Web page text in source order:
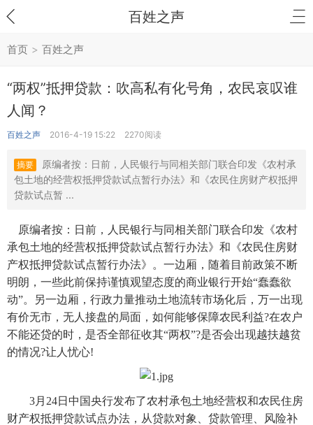
百姓之声
首页 > 百姓之声
“两权”抵押贷款：吹高私有化号角，农民哀叹谁
人闻？
百姓之声 2016-4-19 15:22 2270阅读
摘要
原编者按：日前，人民银行与同相关部门联合印发《农村承
包土地的经营权抵押贷款试点暂行办法》和《农民住房财产权抵押
贷款试点暂 ...
承包土地的经营权抵押贷款试点暂行办法》和《农民住房财
产权抵押贷款试点暂行办法》。一边厢，随着目前政策不断
明朗，一些此前保持谨慎观望态度的商业银行开始“蠢蠢欲
动”。另一边厢，行政力量推动土地流转市场化后，万一出现
有价无市，无人接盘的局面，如何能够保障农民利益?在农户
不能还贷的时，是否全部征收其“两权”?是否会出现越扶越贫
的情况?让人忧心!
3月24日中国央行发布了农村承包土地经营权和农民住房
财产权抵押贷款试点办法，从贷款对象、贷款管理、风险补